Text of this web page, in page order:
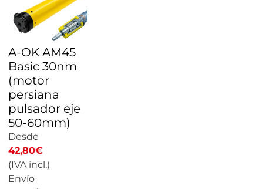
A-OK AM45
Basic 30nm
(motor
persiana
pulsador eje
50-60mm)
Desde
42,80€
(IVA incl.)
Envío